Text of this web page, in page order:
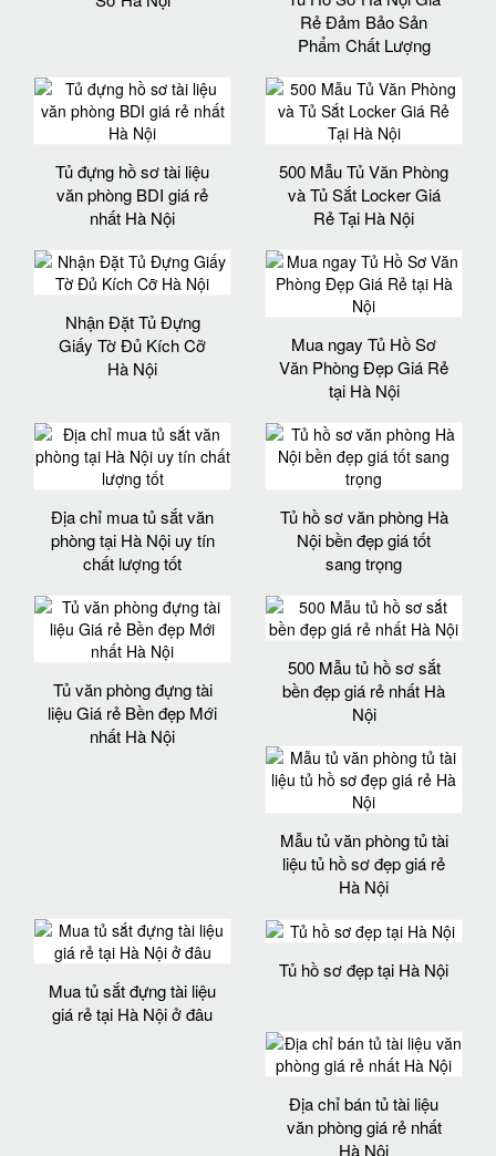
Rẻ Đảm Bảo Sản
Phẩm Chất Lượng‎
Tủ đựng hồ sơ tài liệu
văn phòng BDI giá rẻ
nhất Hà Nội
500 Mẫu Tủ Văn Phòng
và Tủ Sắt Locker Giá
Rẻ Tại Hà Nội
Nhận Đặt Tủ Đựng
Giấy Tờ Đủ Kích Cỡ
Hà Nội
Mua ngay Tủ Hồ Sơ
Văn Phòng Đẹp Giá Rẻ
tại Hà Nội
Địa chỉ mua tủ sắt văn
phòng tại Hà Nội uy tín
chất lượng tốt
Tủ hồ sơ văn phòng Hà
Nội bền đẹp giá tốt
sang trọng
Tủ văn phòng đựng tài
liệu Giá rẻ Bền đẹp Mới
nhất Hà Nội
500 Mẫu tủ hồ sơ sắt
bền đẹp giá rẻ nhất Hà
Nội
Mẫu tủ văn phòng tủ tài
liệu tủ hồ sơ đẹp giá rẻ
Hà Nội
Mua tủ sắt đựng tài liệu
giá rẻ tại Hà Nội ở đâu
Tủ hồ sơ đẹp tại Hà Nội
Địa chỉ bán tủ tài liệu
văn phòng giá rẻ nhất
Hà Nội